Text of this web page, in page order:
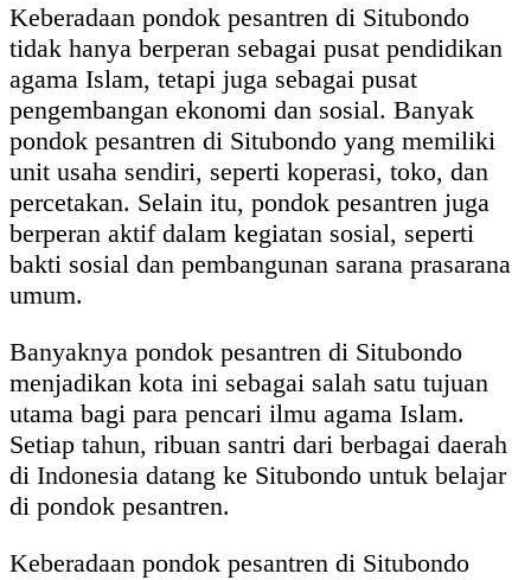
Keberadaan pondok pesantren di Situbondo
tidak hanya berperan sebagai pusat pendidikan
agama Islam, tetapi juga sebagai pusat
pengembangan ekonomi dan sosial. Banyak
pondok pesantren di Situbondo yang memiliki
unit usaha sendiri, seperti koperasi, toko, dan
percetakan. Selain itu, pondok pesantren juga
berperan aktif dalam kegiatan sosial, seperti
bakti sosial dan pembangunan sarana prasarana
umum.
Banyaknya pondok pesantren di Situbondo
menjadikan kota ini sebagai salah satu tujuan
utama bagi para pencari ilmu agama Islam.
Setiap tahun, ribuan santri dari berbagai daerah
di Indonesia datang ke Situbondo untuk belajar
di pondok pesantren.
Keberadaan pondok pesantren di Situbondo